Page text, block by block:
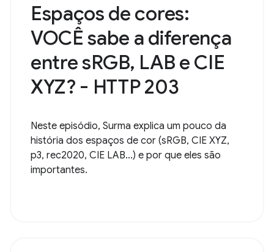
Espaços de cores:
VOCÊ sabe a diferença
entre sRGB, LAB e CIE
XYZ? - HTTP 203
Neste episódio, Surma explica um pouco da
história dos espaços de cor (sRGB, CIE XYZ,
p3, rec2020, CIE LAB...) e por que eles são
importantes.